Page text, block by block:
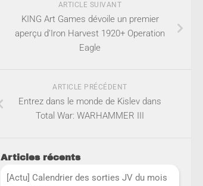
ARTICLE SUIVANT
KING Art Games dévoile un premier
aperçu d’Iron Harvest 1920+ Operation
Eagle
ARTICLE PRÉCÉDENT
Entrez dans le monde de Kislev dans
Total War: WARHAMMER III
Articles récents
[Actu] Calendrier des sorties JV du mois